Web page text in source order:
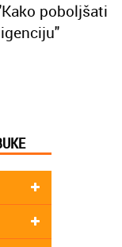
poboljšati